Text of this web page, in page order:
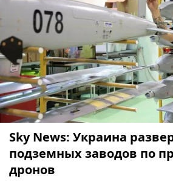
Sky News: Украина
подземных заводов по
дронов